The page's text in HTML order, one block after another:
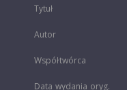
Tytuł
Autor
Współtwórca
Data wydania oryg.